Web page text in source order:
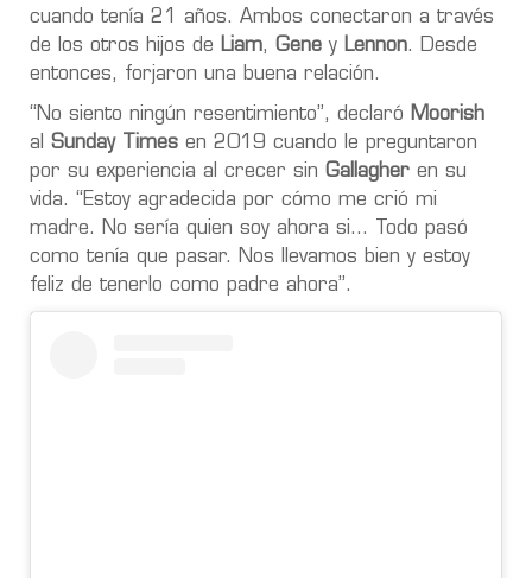
cuando tenía 21 años. Ambos conectaron a través
de los otros hijos de Liam, Gene y Lennon. Desde
entonces, forjaron una buena relación.
“No siento ningún resentimiento”, declaró
Moorish
al Sunday Times en 2019 cuando le preguntaron
por su experiencia al crecer sin Gallagher en su
vida. “Estoy agradecida por cómo me crió mi
madre. No sería quien soy ahora si... Todo pasó
como tenía que pasar. Nos llevamos bien y estoy
feliz de tenerlo como padre ahora”.